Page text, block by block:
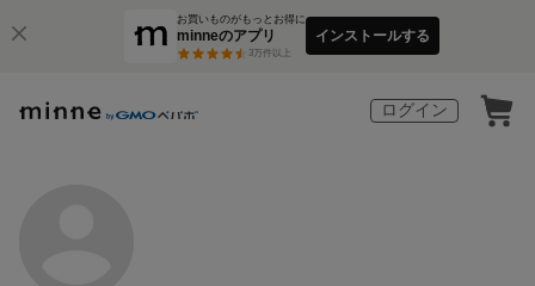
お買いものがもっとお得に
minneのアプリ
3万件以上
インストールする
ログイン